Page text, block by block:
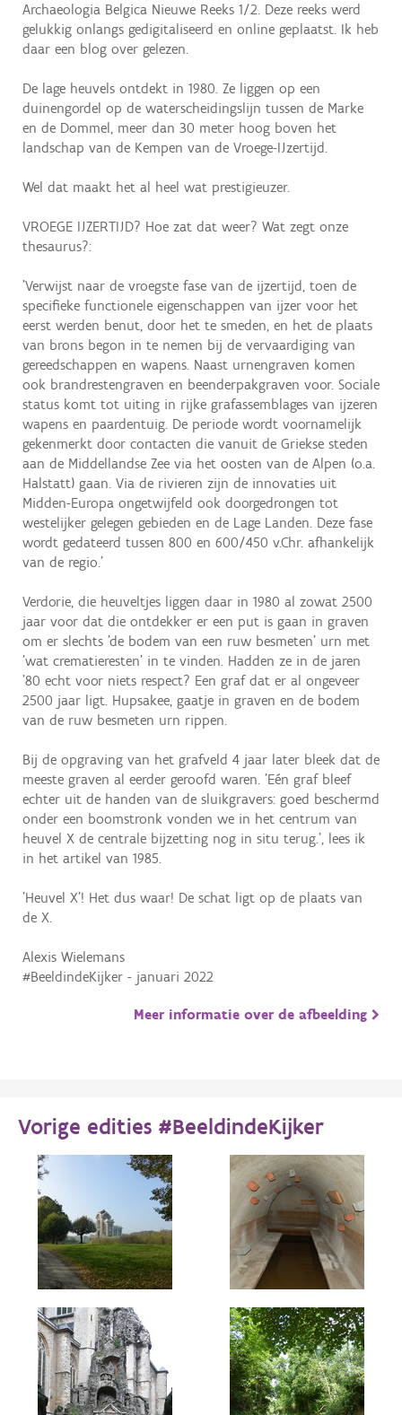
Archaeologia Belgica Nieuwe Reeks 1/2. Deze reeks werd
gelukkig onlangs gedigitaliseerd en online geplaatst. Ik heb
daar een blog over gelezen.
De lage heuvels ontdekt in 1980. Ze liggen op een
duinengordel op de waterscheidingslijn tussen de Marke
en de Dommel, meer dan 30 meter hoog boven het
landschap van de Kempen van de Vroege-IJzertijd.
Wel dat maakt het al heel wat prestigieuzer.
VROEGE IJZERTIJD? Hoe zat dat weer? Wat zegt onze
thesaurus?:
'Verwijst naar de vroegste fase van de ijzertijd, toen de
specifieke functionele eigenschappen van ijzer voor het
eerst werden benut, door het te smeden, en het de plaats
van brons begon in te nemen bij de vervaardiging van
gereedschappen en wapens. Naast urnengraven komen
ook brandrestengraven en beenderpakgraven voor. Sociale
status komt tot uiting in rijke grafassemblages van ijzeren
wapens en paardentuig. De periode wordt voornamelijk
gekenmerkt door contacten die vanuit de Griekse steden
aan de Middellandse Zee via het oosten van de Alpen (o.a.
Halstatt) gaan. Via de rivieren zijn de innovaties uit
Midden-Europa ongetwijfeld ook doorgedrongen tot
westelijker gelegen gebieden en de Lage Landen. Deze fase
wordt gedateerd tussen 800 en 600/450 v.Chr. afhankelijk
van de regio.'
Verdorie, die heuveltjes liggen daar in 1980 al zowat 2500
jaar voor dat die ontdekker er een put is gaan in graven
om er slechts 'de bodem van een ruw besmeten' urn met
'wat crematieresten' in te vinden. Hadden ze in de jaren
'80 echt voor niets respect? Een graf dat er al ongeveer
2500 jaar ligt. Hupsakee, gaatje in graven en de bodem
van de ruw besmeten urn rippen.
Bij de opgraving van het grafveld 4 jaar later bleek dat de
meeste graven al eerder geroofd waren. 'Eén graf bleef
echter uit de handen van de sluikgravers: goed beschermd
onder een boomstronk vonden we in het centrum van
heuvel X de centrale bijzetting nog in situ terug.', lees ik
in het artikel van 1985.
'Heuvel X'! Het dus waar! De schat ligt op de plaats van
de X.
Alexis Wielemans
#BeeldindeKijker - januari 2022
Meer informatie over de afbeelding
Vorige edities #BeeldindeKijker